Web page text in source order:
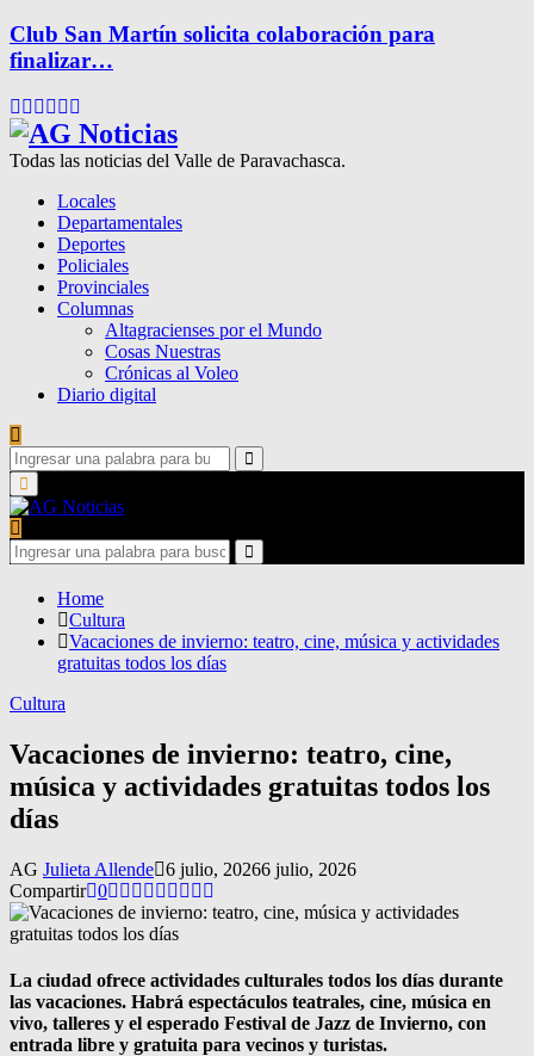
Club San Martín solicita colaboración para
finalizar…
Facebook
Twitter
Instagram
Pinterest
Google
Todas las noticias del Valle de Paravachasca.
Locales
Departamentales
Deportes
Policiales
Provinciales
Columnas
Altagracienses por el Mundo
Cosas Nuestras
Crónicas al Voleo
Diario digital
Search
for:
Search
Primary
Menu
Search
for:
Search
Home
Cultura
Vacaciones de invierno: teatro, cine, música y actividades
gratuitas todos los días
Cultura
Vacaciones de invierno: teatro, cine,
música y actividades gratuitas todos los
días
AG Julieta Allende 6 julio, 20266 julio, 2026
Compartir 0
La ciudad ofrece actividades culturales todos los días durante
las vacaciones. Habrá espectáculos teatrales, cine, música en
vivo, talleres y el esperado Festival de Jazz de Invierno, con
entrada libre y gratuita para vecinos y turistas.